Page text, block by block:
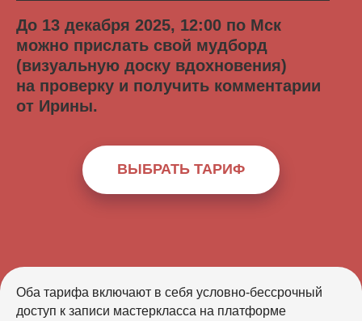
До 13 декабря 2025, 12:00 по Мск
можно прислать свой мудборд
(визуальную доску вдохновения)
на проверку и получить комментарии
от Ирины.
ВЫБРАТЬ ТАРИФ
Оба тарифа включают в себя условно-бессрочный
доступ к записи мастеркласса на платформе